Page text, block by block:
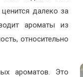
далеко за
ароматы из
относительно
ароматов. Это